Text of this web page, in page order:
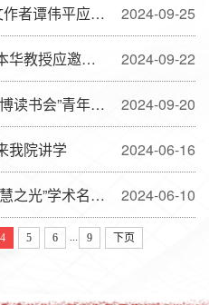
2024-09-25
应邀来我院座谈
2024-09-22
邀来文学院讲学
2024-09-20
”青年学人讲座
2024-06-16
我院讲学
2024-06-10
术名师系列讲座
4 5 6 9 下页